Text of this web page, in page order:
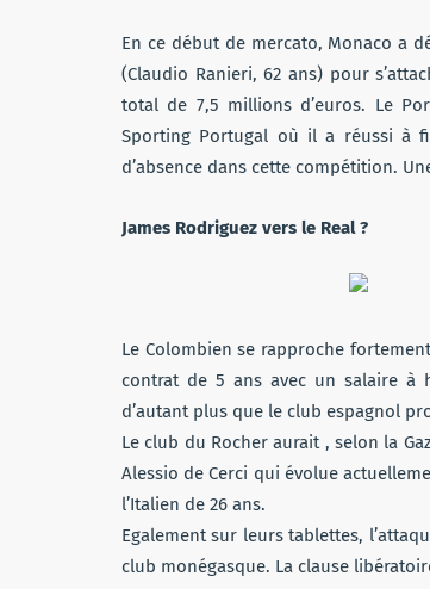
En ce début de mercato, Monaco a
(Claudio Ranieri, 62 ans) pour
total de 7,5 millions d’euros. Le
Sporting Portugal où il a réussi à
d’absence dans cette compétition.
James Rodriguez vers le Real ?
Le Colombien se rapproche
contrat de 5 ans avec un salaire à
d’autant plus que le club espagnol
Le club du Rocher aurait , selon la
Alessio de Cerci qui évolue
l’Italien de 26 ans.
Egalement sur leurs tablettes,
club monégasque. La clause